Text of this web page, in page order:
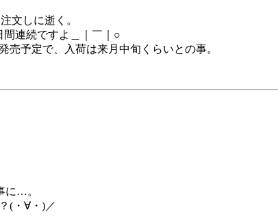
文しに逝く。
連続ですよ＿｜￣｜○
売予定で、入荷は来月中旬くらいとの事。
に…。
(・∀・)／